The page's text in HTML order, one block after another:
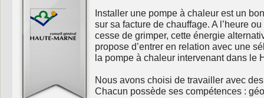
Installer une pompe à chaleur est un
sur sa facture de chauffage. A l’heure
cesse de grimper, cette énergie
propose d’entrer en relation avec une
la pompe à chaleur intervenant dans le
Nous avons choisi de travailler avec
Chacun possède ses compétences :